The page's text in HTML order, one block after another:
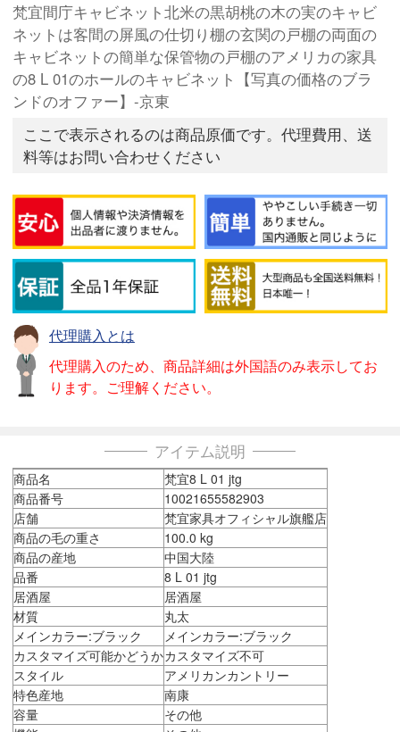
梵宜間庁キャビネット北米の黒胡桃の木の実のキャビ
ネットは客間の屏風の仕切り棚の玄関の戸棚の両面の
キャビネットの簡単な保管物の戸棚のアメリカの家具
の8 L 01のホールのキャビネット【写真の価格のブラ
ンドのオファー】-京東
ここで表示されるのは商品原価です。代理費用、送
料等はお問い合わせください
代理購入とは
代理購入のため、商品詳細は外国語のみ表示してお
ります。ご理解ください。
アイテム説明
商品名
梵宜8 L 01 jtg
商品番号
10021655582903
店舗
梵宜家具オフィシャル旗艦店
商品の毛の重さ
100.0 kg
商品の産地
中国大陸
品番
8 L 01 jtg
居酒屋
居酒屋
材質
丸太
メインカラー:ブラック
メインカラー:ブラック
カスタマイズ可能かどうかカスタマイズ不可
スタイル
アメリカンカントリー
特色産地
南康
容量
その他